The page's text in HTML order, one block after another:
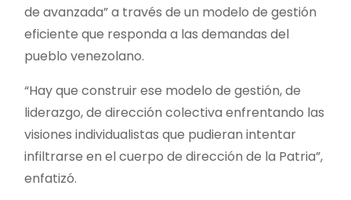
de avanzada” a través de un modelo de gestión
eficiente que responda a las demandas del
pueblo venezolano.
“Hay que construir ese modelo de gestión, de
liderazgo, de dirección colectiva enfrentando las
visiones individualistas que pudieran intentar
infiltrarse en el cuerpo de dirección de la Patria”,
enfatizó.